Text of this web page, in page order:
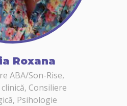
Roxana
ABA/Son-Rise,
Consiliere
Psihologie